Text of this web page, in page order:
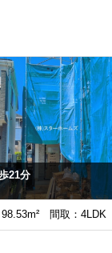
21分
間取：4LDK